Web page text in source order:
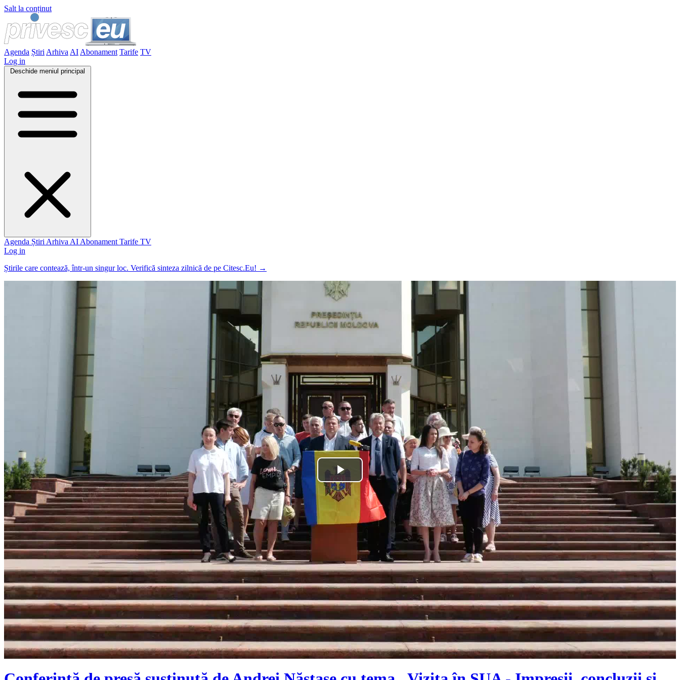
Salt la conținut
Agenda Știri Arhiva AI Abonament Tarife TV
Log in
Deschide meniul principal
Agenda Știri Arhiva AI Abonament Tarife TV
Log in
Știrile care contează, într-un singur loc. Verifică sinteza zilnică de pe Citesc.Eu! →
Play
Video